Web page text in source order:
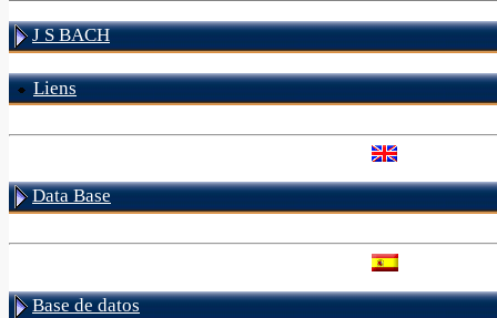
J S BACH
Liens
Data Base
Base de datos